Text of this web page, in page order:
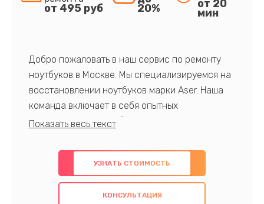
от 495 руб 20% от 20
мин
Добро пожаловать в наш сервис по ремонту
ноутбуков в Москве. Мы специализируемся на
восстановлении ноутбуков марки Aser. Наша
команда включает в себя опытных
профессионалов с обширными знаниями и
предлагаем быстрый и качественный ремонт с
использованием оригинальных компонентов, а
также гарантируем качество всех
проведенных работ. Наша цель - предоставить
УЗНАТЬ СТОИМОСТЬ
КОНСУЛЬТАЦИЯ